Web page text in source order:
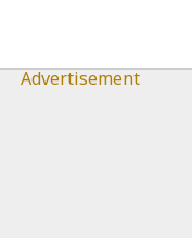
Advertisement